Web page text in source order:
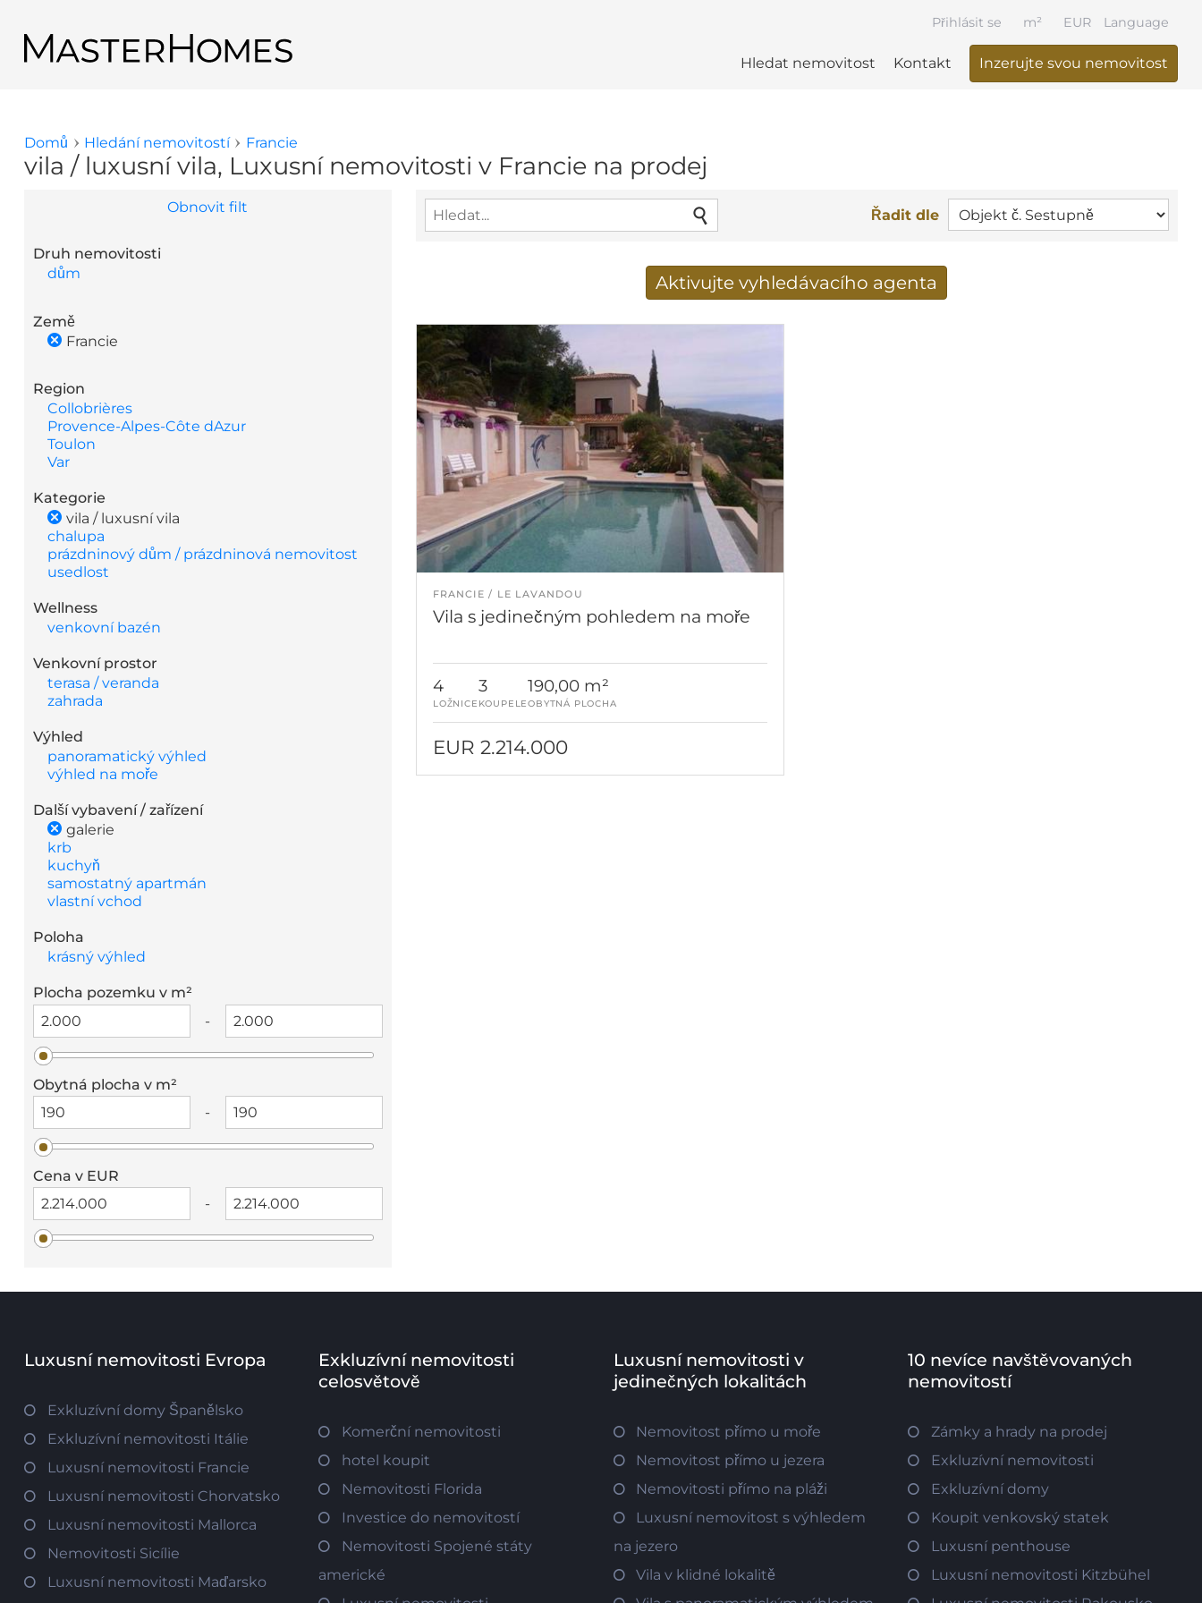
Language
Hledat nemovitost Kontakt Inzerujte svou nemovitost
Přihlásit se EUR
m²
Zpět na výsledky hledání
Jste zde
Domů Hledání nemovitostí Francie
vila / luxusní vila, Luxusní nemovitosti v Francie na prodej
Obnovit filt
Druh nemovitosti
dům
Země
Francie
Region
Collobrières
Provence-Alpes-Côte dAzur
Toulon
Var
Kategorie
vila / luxusní vila
chalupa
prázdninový dům / prázdninová nemovitost
usedlost
Wellness
venkovní bazén
Venkovní prostor
terasa / veranda
zahrada
Výhled
panoramatický výhled
výhled na moře
Další vybavení / zařízení
galerie
krb
kuchyň
samostatný apartmán
vlastní vchod
Poloha
krásný výhled
Plocha pozemku v m²
-
Obytná plocha v m²
-
Cena v EUR
-
Řadit dle
Aktivujte vyhledávacího agenta
E-mailová adresa*
FRANCIE LE LAVANDOU
Vila s jedinečným pohledem na moře
4
LOŽNICE
3
KOUPELE
190,00 m²
OBYTNÁ PLOCHA
EUR 2.214.000
Luxusní nemovitosti Evropa
Exkluzívní domy Španělsko
Exkluzívní nemovitosti Itálie
Luxusní nemovitosti Francie
Luxusní nemovitosti Chorvatsko
Luxusní nemovitosti Mallorca
Nemovitosti Sicílie
Luxusní nemovitosti Maďarsko
Exkluzívní nemovitosti
celosvětově
Komerční nemovitosti
hotel koupit
Nemovitosti Florida
Investice do nemovitostí
Nemovitosti Spojené státy
americké
Luxusní nemovitosti v
jedinečných lokalitách
Nemovitost přímo u moře
Nemovitost přímo u jezera
Nemovitosti přímo na pláži
Luxusní nemovitost s výhledem
na jezero
Vila v klidné lokalitě
10 nevíce navštěvovaných
nemovitostí
Zámky a hrady na prodej
Exkluzívní nemovitosti
Exkluzívní domy
Koupit venkovský statek
Luxusní penthouse
Luxusní nemovitosti Kitzbühel